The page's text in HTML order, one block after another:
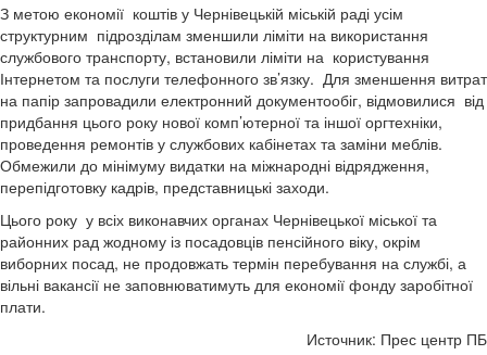
З метою економії коштів у Чернівецькій міській раді усім
структурним підрозділам зменшили ліміти на використання
службового транспорту, встановили ліміти на користування
Інтернетом та послуги телефонного зв’язку. Для зменшення витрат
на папір запровадили електронний документообіг, відмовилися від
придбання цього року нової комп’ютерної та іншої оргтехніки,
проведення ремонтів у службових кабінетах та заміни меблів.
Обмежили до мінімуму видатки на міжнародні відрядження,
перепідготовку кадрів, представницькі заходи.
Цього року у всіх виконавчих органах Чернівецької міської та
районних рад жодному із посадовців пенсійного віку, окрім
виборних посад, не продовжать термін перебування на службі, а
вільні вакансії не заповнюватимуть для економії фонду заробітної
плати.
Источник: Прес центр ПБ